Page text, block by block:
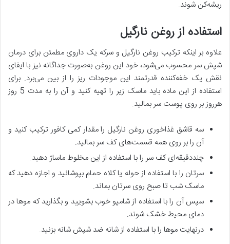
ریشه‌کن شوند.
استفاده از روغن نارگیل
علاوه بر اینکه ترکیب روغن نارگیل و سرکه یک داروی مطمئن برای درمان
شپش سر محسوب می‌شود، خود این روغن به‌صورت جداگانه نیز با ایفای
نقش یک خفه‌کننده قدرتمند این موجودات ریز را از بین می‌برد. برای
استفاده از این ماده باید ماسک زیر را تهیه کنید و آن را به مدت 5 روز
هرروز بر روی پوست سر بمالید.
سه قاشق غذاخوری روغن نارگیل را مقدار کمی کافور ترکیب کنید و
آن را بر روی همه قسمت‌های کف سر بمالید.
چنددقیقه‌ای کف سر را با استفاده از این مخلوط ماساژ دهید.
سرتان را با استفاده از حوله یا کلاه حمام بپوشانید و اجازه دهید که
ماسک شب تا صبح روی سرتان بماند.
سپس آن را با استفاده از شامپو خوب بشویید و بگذارید که موها در
دمای محیط خشک شوند.
درنهایت موها را با استفاده از شانه ضد شپش شانه بزنید.